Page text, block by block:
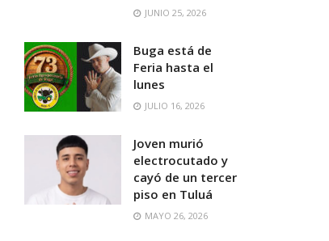
JUNIO 25, 2026
Buga está de
Feria hasta el
lunes
JULIO 16, 2026
Joven murió
electrocutado y
cayó de un tercer
piso en Tuluá
MAYO 26, 2026